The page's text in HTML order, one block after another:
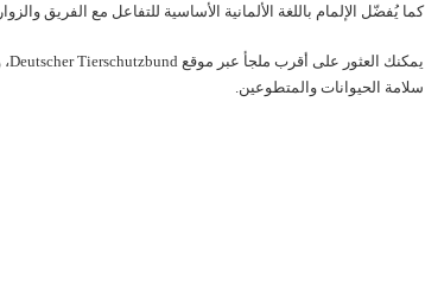
كما يُفضّل الإلمام باللغة الألمانية الأساسية للتفاعل مع الفريق والزوار.
يمكنك العثور على أقرب ملجأ عبر موقع Deutscher Tierschutzbund، وغالباً ما تحصل عل
سلامة الحيوانات والمتطوعين.